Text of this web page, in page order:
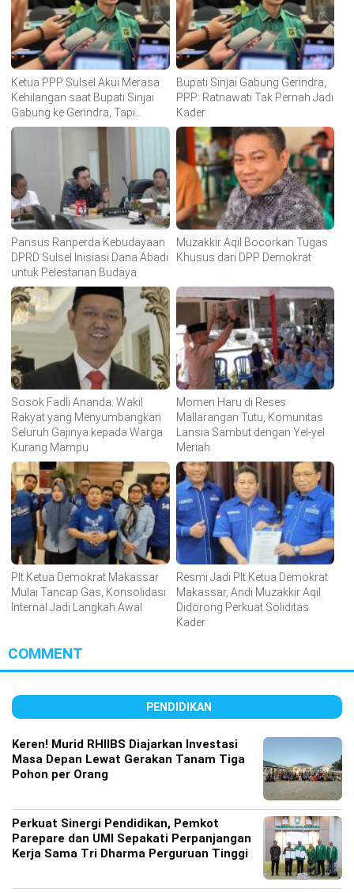
Ketua PPP Sulsel Akui Merasa
Kehilangan saat Bupati Sinjai
Gabung ke Gerindra, Tapi…
Bupati Sinjai Gabung Gerindra,
PPP: Ratnawati Tak Pernah Jadi
Kader
Pansus Ranperda Kebudayaan
DPRD Sulsel Inisiasi Dana Abadi
untuk Pelestarian Budaya
Muzakkir Aqil Bocorkan Tugas
Khusus dari DPP Demokrat
Sosok Fadli Ananda: Wakil
Rakyat yang Menyumbangkan
Seluruh Gajinya kepada Warga
Kurang Mampu
Momen Haru di Reses
Mallarangan Tutu, Komunitas
Lansia Sambut dengan Yel-yel
Meriah
Plt Ketua Demokrat Makassar
Mulai Tancap Gas, Konsolidasi
Internal Jadi Langkah Awal
Resmi Jadi Plt Ketua Demokrat
Makassar, Andi Muzakkir Aqil
Didorong Perkuat Soliditas
Kader
COMMENT
PENDIDIKAN
Keren! Murid RHIIBS Diajarkan Investasi
Masa Depan Lewat Gerakan Tanam Tiga
Pohon per Orang
Perkuat Sinergi Pendidikan, Pemkot
Parepare dan UMI Sepakati Perpanjangan
Kerja Sama Tri Dharma Perguruan Tinggi